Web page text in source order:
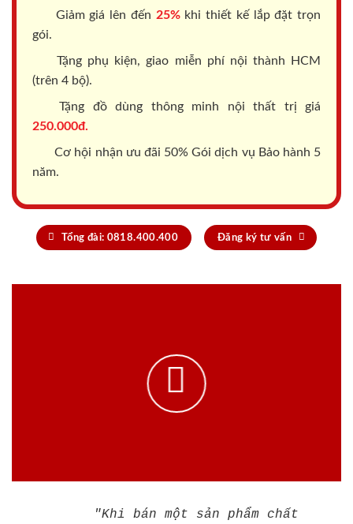
Giảm giá lên đến 25%khi thiết kế lắp đặt trọn
gói.
Tặng phụ kiện, giao miễn phí nội thành HCM
(trên 4 bộ).
Tặng đồ dùng thông minh nội thất trị giá
250.000đ.
Cơ hội nhận ưu đãi 50% Gói dịch vụ Bảo hành 5
năm.
Tổng đài: 0818.400.400 Đăng ký tư vấn
"Khi bán một sản phẩm chất